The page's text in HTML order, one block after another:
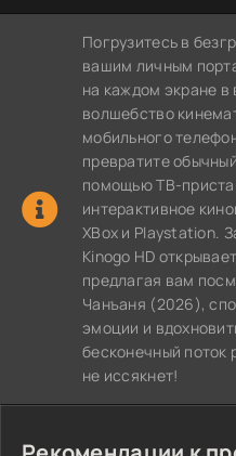
Погрузитесь в
вашим личным
на каждом экране
волшебство
мобильного
превратите
помощью ТВ-
интерактивное
XBox и Playstation.
Kinogo HD
предлагая вам
Чанъаня (2026),
эмоции и
бесконечный поток
не иссякнет!